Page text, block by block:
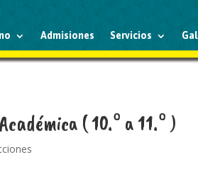
Admisiones Servicios
( 10.° a 11.° )